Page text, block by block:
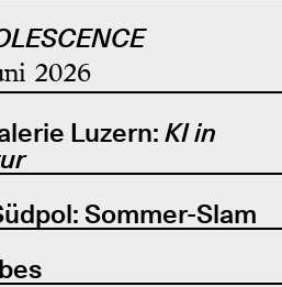
2026
Luzern: KI in
Sommer-Slam